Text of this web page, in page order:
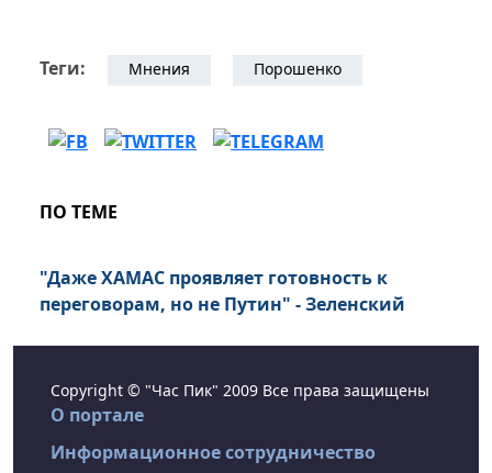
Теги: Мнения Порошенко
ПО ТЕМЕ
"Даже ХАМАС проявляет готовность к
переговорам, но не Путин" - Зеленский
Copyright © "Час Пик" 2009 Все права защищены
О портале
Информационное сотрудничество